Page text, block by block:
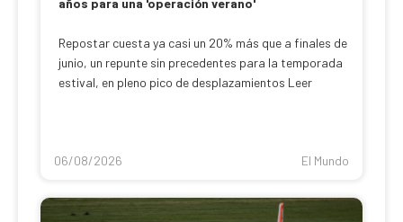
años para una 'operación verano'
Repostar cuesta ya casi un 20% más que a finales de
junio, un repunte sin precedentes para la temporada
estival, en pleno pico de desplazamientos Leer
06/08/2026 El Mundo